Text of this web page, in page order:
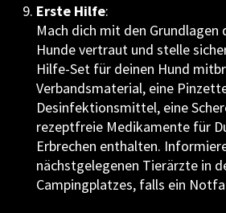
Erste Hilfe:
Mach dich mit den
Hunde vertraut und stelle
Hilfe-Set für deinen Hund
Verbandsmaterial, eine
Desinfektionsmittel, eine
rezeptfreie Medikamente für
Erbrechen enthalten.
nächstgelegenen Tierärzte in
Campingplatzes, falls ein